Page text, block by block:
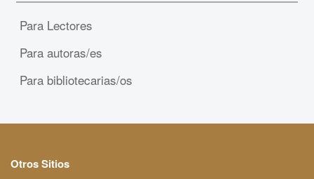
Para Lectores
Para autoras/es
Para bibliotecarias/os
Otros Sitios